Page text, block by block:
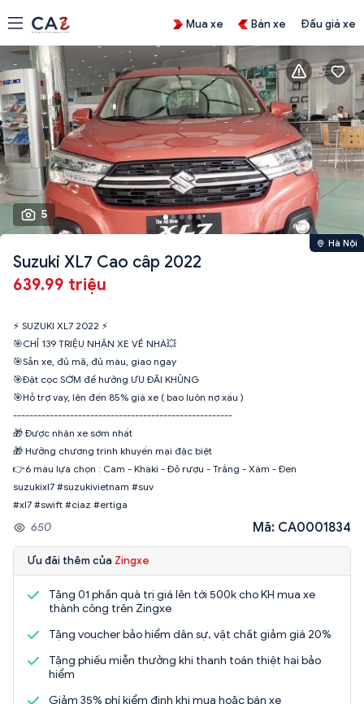
Mua xe Bán xe Đấu giá xe
5
Hà Nội
Suzuki XL7 Cao câp 2022
639.99 triệu
⚡️ SUZUKI XL7 2022 ⚡️
🎯CHỈ 139 TRIỆU NHẬN XE VỀ NHÀ💥
🎯Sẵn xe, đủ mã, đủ màu, giao ngay
🎯Đặt cọc SỚM để hưởng ƯU ĐÃI KHỦNG
🎯Hỗ trợ vay, lên đến 85% giá xe ( bao luôn nợ xấu )
------------------------------------------------------
🎁 Được nhận xe sớm nhất
🎁 Hưởng chương trình khuyến mại đặc biệt
👉6 màu lựa chọn : Cam - Khaki - Đỏ rượu - Trắng - Xám - Đen
suzukixl7 #suzukivietnam #suv
#xl7 #swift #ciaz #ertiga
650 Mã: CA0001834
Ưu đãi thêm của Zingxe
Tặng 01 phần quà trị giá lên tới 500k cho KH mua xe
thành công trên Zingxe
Tặng voucher bảo hiểm dân sự, vật chất giảm giá 20%
Tặng phiếu miễn thưởng khi thanh toán thiệt hại bảo
hiểm
Giảm 35% phí kiểm định khi mua hoặc bán xe